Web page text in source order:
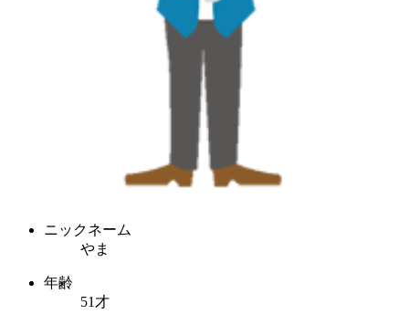
ニックネーム
やま
年齢
51才